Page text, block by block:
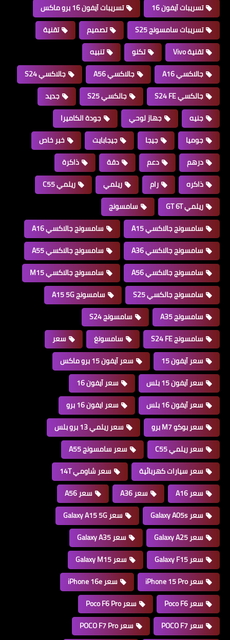
تسريبات آيفون 16
تسريبات آيفون 16 برو ماكس
تسريبات سامسونج S25
تصميم
تقنية
تقنية Vivo
تكنو
تنبيه
جالاكسي A16
جالاكسي A56
جالاكسي S24
جالكسي S24 FE
جالكسي S25
جديد
جنيه
جهاز لوحي
جودة الكاميرا
جوميا
جيجا جيجابايت
خبر خاص
درهم
دعم دقة
ذاكرة
ذاكره
رام ريلمي
ريلمي C55
ريلمي GT 6T
سامسونج
سامسونج جالاكسي A15
سامسونج جالاكسي A16
سامسونج جالاكسي A36
سامسونج جالاكسي A55
سامسونج جالاكسي A56
سامسونج جالاكسي M15
سامسونج جالكسي S25
سامسونج A15 5G
سامسونج A35
سامسونج S24
سامسونج S24 FE
سامسونغ
سعر
سعر آيفون 15
سعر آيفون 15 برو ماكس
سعر آيفون 15 بلس
سعر آيفون 16
سعر آيفون 16 بلس
سعر ايفون 16 برو
سعر بوكو M7 برو
سعر ريلمي 13 برو بلس
سعر ريلمي C55
سعر سامسونج A55
سعر سيارات كهربائية
سعر شاومي 14T
سعر A16
سعر A36
سعر A56
سعر Galaxy A05s
سعر Galaxy A15 5G
سعر Galaxy A25
سعر Galaxy A35
سعر Galaxy F15
سعر Galaxy M15
سعر iPhone 15 Pro
سعر iPhone 16e
سعر Poco F6
سعر Poco F6 Pro
سعر POCO F7
سعر POCO F7 Pro